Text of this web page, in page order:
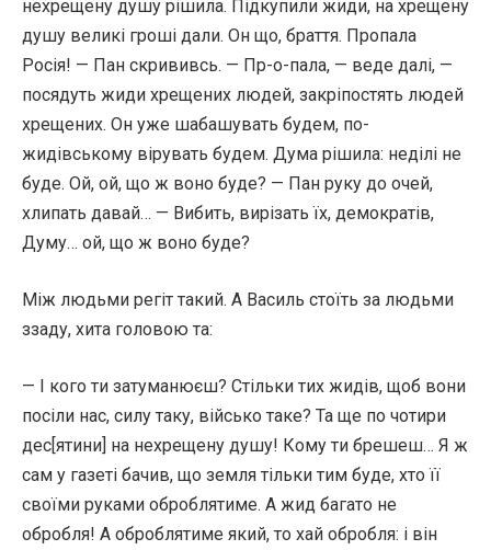
нехрещену душу рішила. Підкупили жиди, на хрещену
душу великі гроші дали. Он що, браття. Пропала
Росія! — Пан скрививсь. — Пр-о-пала, — веде далі, —
посядуть жиди хрещених людей, закріпостять людей
хрещених. Он уже шабашувать будем, по-
жидівському вірувать будем. Дума рішила: неділі не
буде. Ой, ой, що ж воно буде? — Пан руку до очей,
хлипать давай… — Вибить, вирізать їх, демократів,
Думу… ой, що ж воно буде?
Між людьми регіт такий. А Василь стоїть за людьми
ззаду, хита головою та:
— І кого ти затуманюєш? Стільки тих жидів, щоб вони
посіли нас, силу таку, військо таке? Та ще по чотири
дес[ятини] на нехрещену душу! Кому ти брешеш… Я ж
сам у газеті бачив, що земля тільки тим буде, хто її
своїми руками оброблятиме. А жид багато не
обробля! А оброблятиме який, то хай обробля: і він